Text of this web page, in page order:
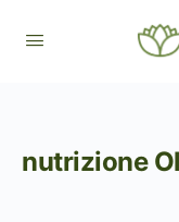
nutrizione